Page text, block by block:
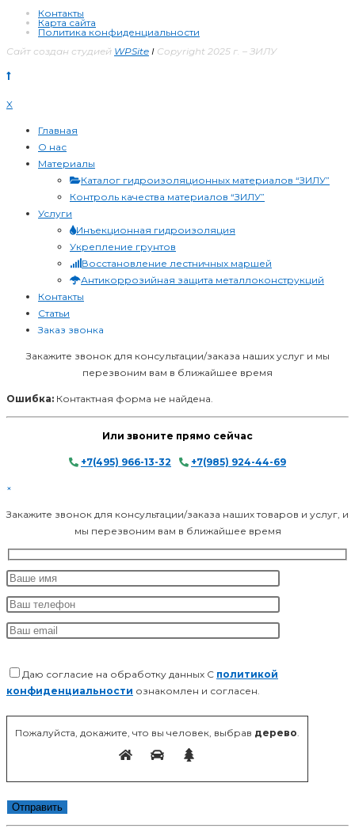
Контакты
Карта сайта
Политика конфиденциальности
Сайт создан студией WPSite I Copyright 2025 г. – ЗИЛУ
X
Главная
О нас
Материалы
Каталог гидроизоляционных материалов “ЗИЛУ”
Контроль качества материалов “ЗИЛУ”
Услуги
Инъекционная гидроизоляция
Укрепление грунтов
Восстановление лестничных маршей
Антикоррозийная защита металлоконструкций
Контакты
Статьи
Заказ звонка
Закажите звонок для консультации/заказа наших услуг и мы
перезвоним вам в ближайшее время
Ошибка: Контактная форма не найдена.
Или звоните прямо сейчас
+7(495) 966-13-32 +7(985) 924-44-69
×
Закажите звонок для консультации/заказа наших товаров и услуг, и
мы перезвоним вам в ближайшее время
Даю согласие на обработку данных С политикой
конфиденциальности ознакомлен и согласен.
Пожалуйста, докажите, что вы человек, выбрав дерево.